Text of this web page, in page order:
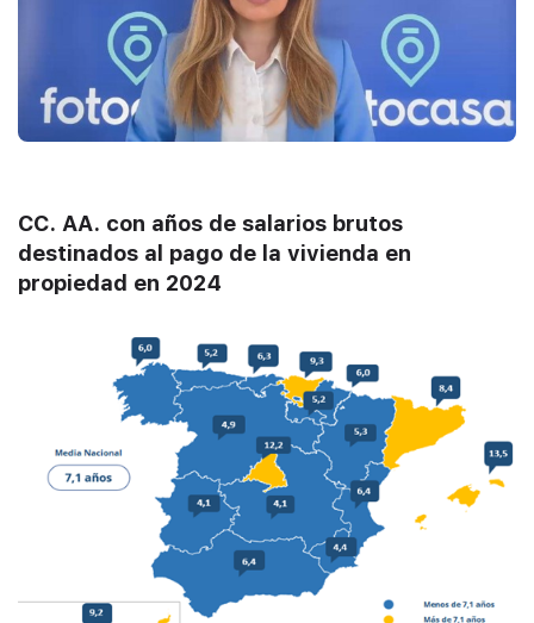
CC. AA. con años de salarios brutos
destinados al pago de la vivienda en
propiedad en 2024